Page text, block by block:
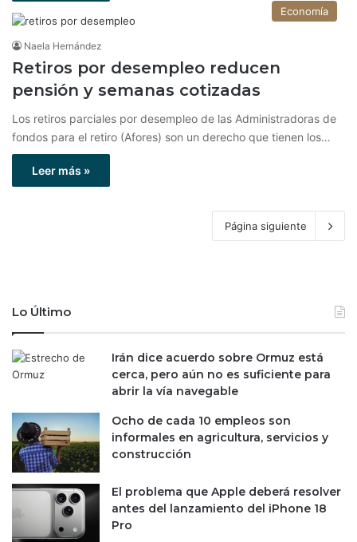
Economía
Naela Hernández
Retiros por desempleo reducen
pensión y semanas cotizadas
Los retiros parciales por desempleo de las Administradoras de
fondos para el retiro (Afores) son un derecho que tienen los…
Leer más »
Página siguiente
Lo Último
Irán dice acuerdo sobre Ormuz está
cerca, pero aún no es suficiente para
abrir la vía navegable
Ocho de cada 10 empleos son
informales en agricultura, servicios y
construcción
El problema que Apple deberá resolver
antes del lanzamiento del iPhone 18
Pro